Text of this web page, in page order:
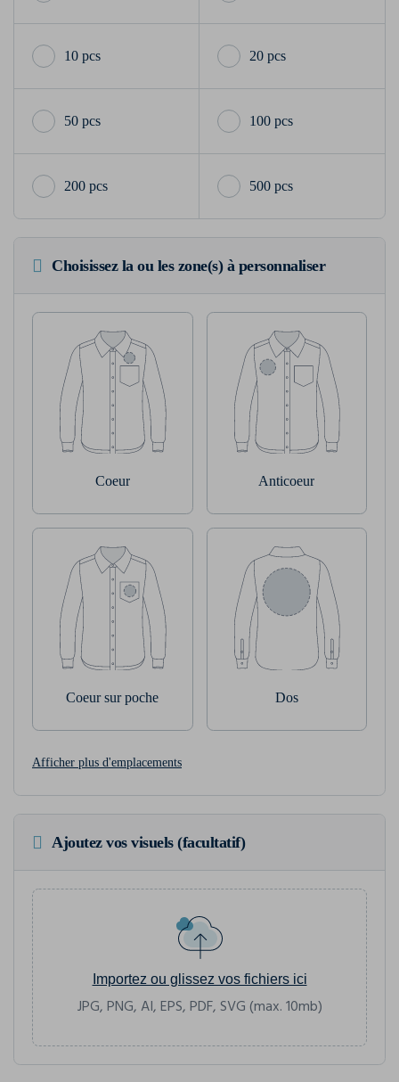
10 pcs 20 pcs
50 pcs 100 pcs
200 pcs 500 pcs
Choisissez la ou les zone(s) à personnaliser
Coeur Anticoeur
Coeur sur poche Dos
Afficher plus d'emplacements
Ajoutez vos visuels (facultatif)
Importez ou glissez vos fichiers ici
JPG, PNG, AI, EPS, PDF, SVG (max. 10mb)